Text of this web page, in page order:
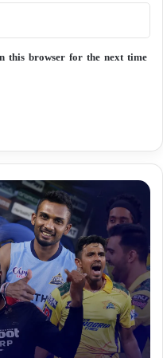
this browser for the next time